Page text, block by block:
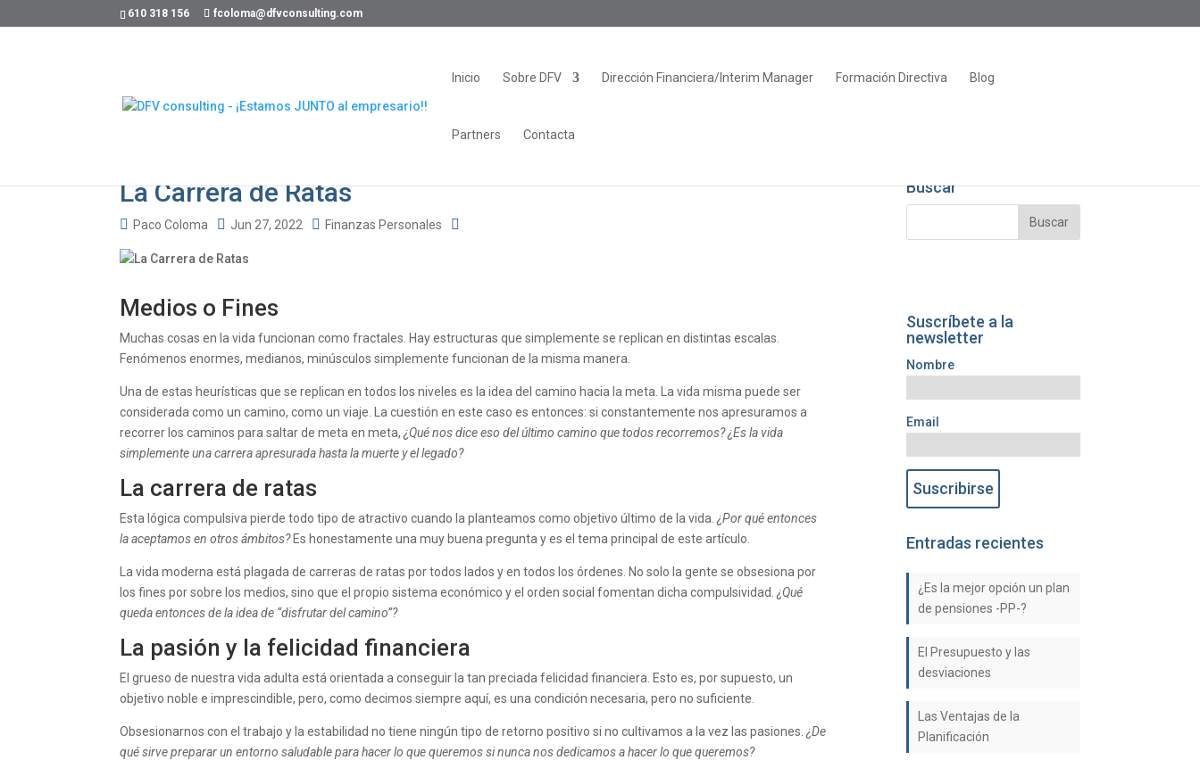
610 318 156 fcoloma@dfvconsulting.com
Inicio Sobre DFV Dirección Financiera/Interim Manager Formación Directiva Blog
Partners Contacta
La Carrera de Ratas
Paco Coloma Jun 27, 2022 Finanzas Personales
Medios o Fines
Muchas cosas en la vida funcionan como fractales. Hay estructuras que simplemente se replican en distintas escalas.
Fenómenos enormes, medianos, minúsculos simplemente funcionan de la misma manera.
Una de estas heurísticas que se replican en todos los niveles es la idea del camino hacia la meta. La vida misma puede ser
considerada como un camino, como un viaje. La cuestión en este caso es entonces: si constantemente nos apresuramos a
recorrer los caminos para saltar de meta en meta,¿Qué nos dice eso del último camino que todos recorremos? ¿Es la vida
simplemente una carrera apresurada hasta la muerte y el legado?
La carrera de ratas
Esta lógica compulsiva pierde todo tipo de atractivo cuando la planteamos como objetivo último de la vida.¿Por qué entonces
la aceptamos en otros ámbitos?Es honestamente una muy buena pregunta y es el tema principal de este artículo.
La vida moderna está plagada de carreras de ratas por todos lados y en todos los órdenes. No solo la gente se obsesiona por
los fines por sobre los medios, sino que el propio sistema económico y el orden social fomentan dicha compulsividad.¿Qué
queda entonces de la idea de “disfrutar del camino”?
La pasión y la felicidad financiera
El grueso de nuestra vida adulta está orientada a conseguir la tan preciada felicidad financiera. Esto es, por supuesto, un
objetivo noble e imprescindible, pero, como decimos siempre aquí, es una condición necesaria, pero no suficiente.
Obsesionarnos con el trabajo y la estabilidad no tiene ningún tipo de retorno positivo si no cultivamos a la vez las pasiones.¿De
qué sirve preparar un entorno saludable para hacer lo que queremos si nunca nos dedicamos a hacer lo que queremos?
Buscar
Suscríbete a la
newsletter
Nombre
Email
Entradas recientes
¿Es la mejor opción un plan
de pensiones -PP-?
El Presupuesto y las
desviaciones
Las Ventajas de la
Planificación